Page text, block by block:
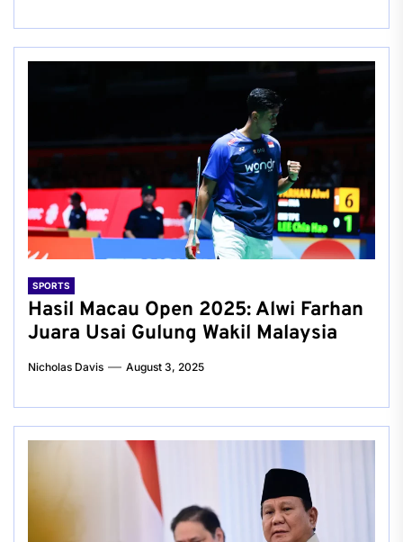
SPORTS
Hasil Macau Open 2025: Alwi Farhan
Juara Usai Gulung Wakil Malaysia
Nicholas Davis August 3, 2025